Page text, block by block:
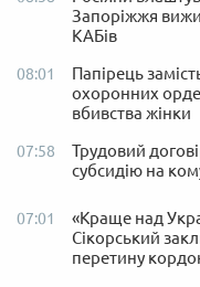
Запоріжжя
КАБів
08:01
Папірець
охоронних
вбивства жінки
07:58
Трудовий
субсидію на
07:01
«Краще над
Сікорський
перетину